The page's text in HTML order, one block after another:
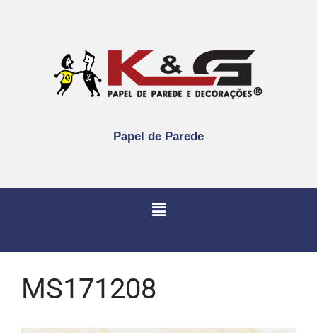
Papel de Parede
MS171208